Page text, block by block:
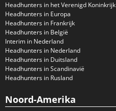
Headhunters in het Verenigd Koninkrijk
Headhunters in Europa
Headhunters in Frankrijk
Headhunters in België
Interim in Nederland
Headhunters in Nederland
Headhunters in Duitsland
Headhunters in Scandinavië
Headhunters in Rusland
Noord-Amerika